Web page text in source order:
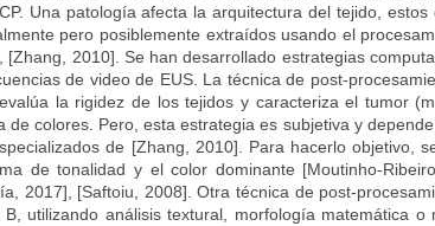
Una patología afecta la arquitectura del tejido, estos
pero posiblemente extraídos usando el
[Zhang, 2010]. Se han desarrollado estrategias
de video de EUS. La técnica de post-
la rigidez de los tejidos y caracteriza el tumor
de colores. Pero, esta estrategia es subjetiva y
de [Zhang, 2010]. Para hacerlo objetivo,
de tonalidad y el color dominante [Moutinho-
2017], [Saftoiu, 2008]. Otra técnica de post-
utilizando análisis textural, morfología matemática o